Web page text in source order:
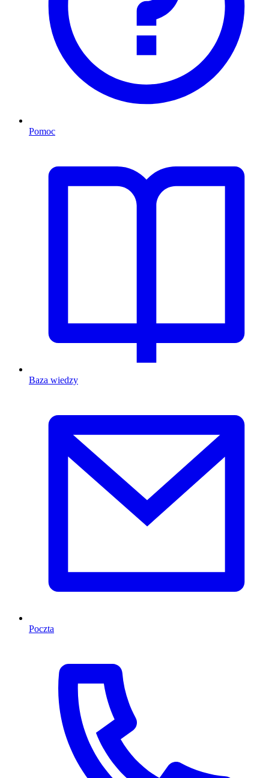
Pomoc
Baza wiedzy
Poczta